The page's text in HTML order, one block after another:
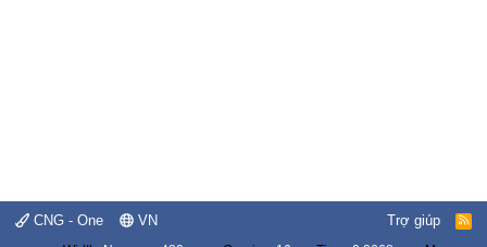
CNG - One VN Trợ giúp
R